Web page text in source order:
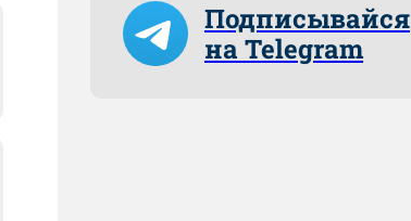
Подписывайся
на Telegram